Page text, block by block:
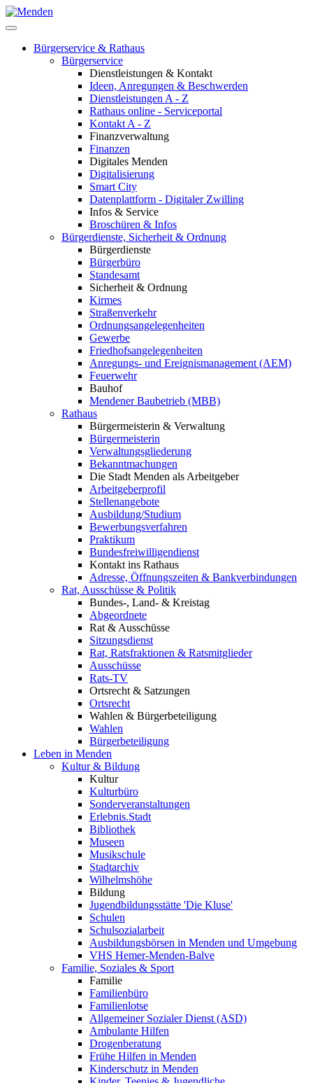
Bürgerservice & Rathaus
Bürgerservice
Dienstleistungen & Kontakt
Ideen, Anregungen & Beschwerden
Dienstleistungen A - Z
Rathaus online - Serviceportal
Kontakt A - Z
Finanzverwaltung
Finanzen
Digitales Menden
Digitalisierung
Smart City
Datenplattform - Digitaler Zwilling
Infos & Service
Broschüren & Infos
Bürgerdienste, Sicherheit & Ordnung
Bürgerdienste
Bürgerbüro
Standesamt
Sicherheit & Ordnung
Kirmes
Straßenverkehr
Ordnungsangelegenheiten
Gewerbe
Friedhofsangelegenheiten
Anregungs- und Ereignismanagement (AEM)
Feuerwehr
Bauhof
Mendener Baubetrieb (MBB)
Rathaus
Bürgermeisterin & Verwaltung
Bürgermeisterin
Verwaltungsgliederung
Bekanntmachungen
Die Stadt Menden als Arbeitgeber
Arbeitgeberprofil
Stellenangebote
Ausbildung/Studium
Bewerbungsverfahren
Praktikum
Bundesfreiwilligendienst
Kontakt ins Rathaus
Adresse, Öffnungszeiten & Bankverbindungen
Rat, Ausschüsse & Politik
Bundes-, Land- & Kreistag
Abgeordnete
Rat & Ausschüsse
Sitzungsdienst
Rat, Ratsfraktionen & Ratsmitglieder
Ausschüsse
Rats-TV
Ortsrecht & Satzungen
Ortsrecht
Wahlen & Bürgerbeteiligung
Wahlen
Bürgerbeteiligung
Leben in Menden
Kultur & Bildung
Kultur
Kulturbüro
Sonderveranstaltungen
Erlebnis.Stadt
Bibliothek
Museen
Musikschule
Stadtarchiv
Wilhelmshöhe
Bildung
Jugendbildungsstätte 'Die Kluse'
Schulen
Schulsozialarbeit
Ausbildungsbörsen in Menden und Umgebung
VHS Hemer-Menden-Balve
Familie, Soziales & Sport
Familie
Familienbüro
Familienlotse
Allgemeiner Sozialer Dienst (ASD)
Ambulante Hilfen
Drogenberatung
Frühe Hilfen in Menden
Kinderschutz in Menden